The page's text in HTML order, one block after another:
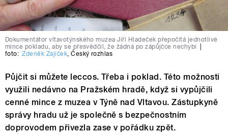
Dokumentátor vltavotýnského muzea Jiří Hladeček přepočítá jednotlivé
mince pokladu, aby se přesvědčil, že žádná po zápůjčce nechybí
foto: Zdeněk Zajíček,Český rozhlas
Půjčit si můžete leccos. Třeba i poklad. Této možnosti
využili nedávno na Pražském hradě, když si vypůjčili
cenné mince z muzea v Týně nad Vltavou. Zástupkyně
správy hradu už je společně s bezpečnostním
doprovodem přivezla zase v pořádku zpět.